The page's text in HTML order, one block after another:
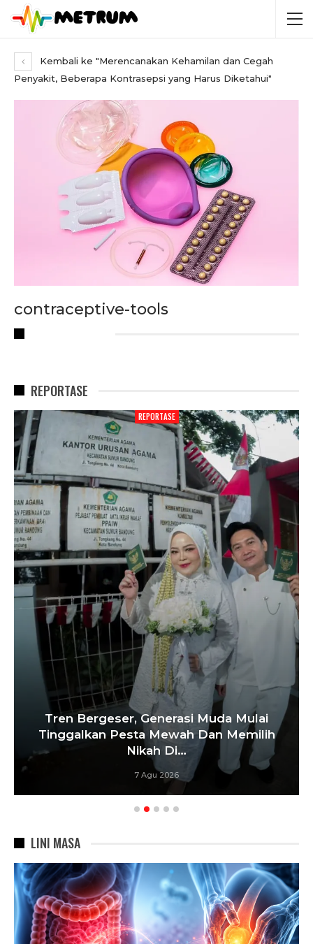
Kembali ke "Merencanakan Kehamilan dan Cegah
Penyakit, Beberapa Kontrasepsi yang Harus Diketahui"
contraceptive-tools
REPORTASE
REPORTASE
Tren Bergeser, Generasi Muda Mulai
Tinggalkan Pesta Mewah Dan Memilih
Nikah Di…
7 Agu 2026
LINI MASA